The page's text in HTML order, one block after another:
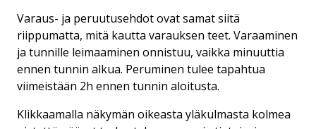
Varaus- ja peruutusehdot ovat samat siitä
riippumatta, mitä kautta varauksen teet. Varaaminen
ja tunnille leimaaminen onnistuu, vaikka minuuttia
ennen tunnin alkua. Peruminen tulee tapahtua
viimeistään 2h ennen tunnin aloitusta.
Klikkaamalla näkymän oikeasta yläkulmasta kolmea